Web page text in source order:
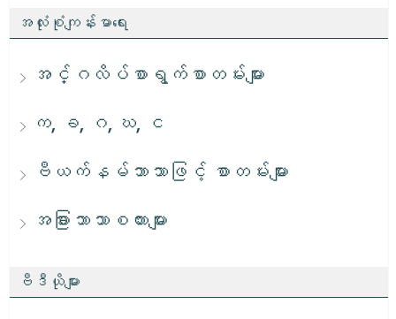
အလုံးစုံကျန်းမာရေး
အင်္ဂလိပ်စာရွက်စာတမ်းများ
က, ခ, ဂ, ဃ, င
ဗီယက်နမ်ဘာသာဖြင့် စာတမ်းများ
အခြားဘာသာစကားများ
ဗီဒီယိုများ